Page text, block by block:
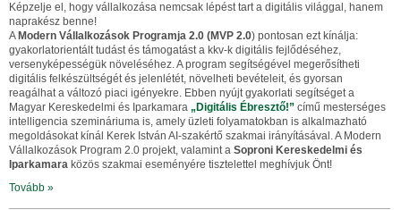
Képzelje el, hogy vállalkozása nemcsak lépést tart a digitális világgal, hanem
naprakész benne!
A Modern Vállalkozások Programja 2.0 (MVP 2.0) pontosan ezt kínálja:
gyakorlatorientált tudást és támogatást a kkv-k digitális fejlődéséhez,
versenyképességük növeléséhez. A program segítségével megerősítheti
digitális felkészültségét és jelenlétét, növelheti bevételeit, és gyorsan
reagálhat a változó piaci igényekre. Ebben nyújt gyakorlati segítséget a
Magyar Kereskedelmi és Iparkamara „Digitális Ébresztő!” című mesterséges
intelligencia szemináriuma is, amely üzleti folyamatokban is alkalmazható
megoldásokat kínál Kerek István AI-szakértő szakmai irányításával. A Modern
Vállalkozások Program 2.0 projekt, valamint a Soproni Kereskedelmi és
Iparkamara közös szakmai eseményére tisztelettel meghívjuk Önt!
Tovább »